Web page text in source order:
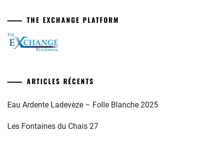
THE EXCHANGE PLATFORM
ARTICLES RÉCENTS
Eau Ardente Ladevèze – Folle Blanche 2025
Les Fontaines du Chais 27